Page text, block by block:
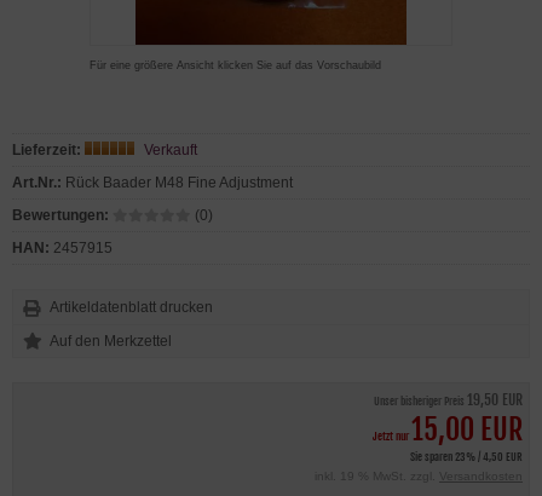
Für eine größere Ansicht klicken Sie auf das Vorschaubild
Unser bisheriger Preis 19,50 EUR
Jetzt nur15,00 EUR
Sie sparen 23% / 4,50 EUR
inkl. 19 % MwSt. zzgl.
Versandkosten
Lieferzeit:
Verkauft
Art.Nr.: Rück Baader M48 Fine Adjustment
Bewertungen:
(0)
HAN: 2457915
Artikeldatenblatt drucken